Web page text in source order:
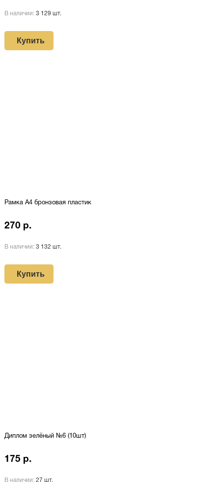
В наличии: 3 129 шт.
Купить
Рамка A4 бронзовая пластик
270 р.
В наличии: 3 132 шт.
Купить
Диплом зелёный №6 (10шт)
175 р.
В наличии: 27 шт.